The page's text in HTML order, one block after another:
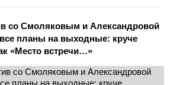
со Смоляковым и Александровой
все планы на выходные: круче
«Место встречи…»